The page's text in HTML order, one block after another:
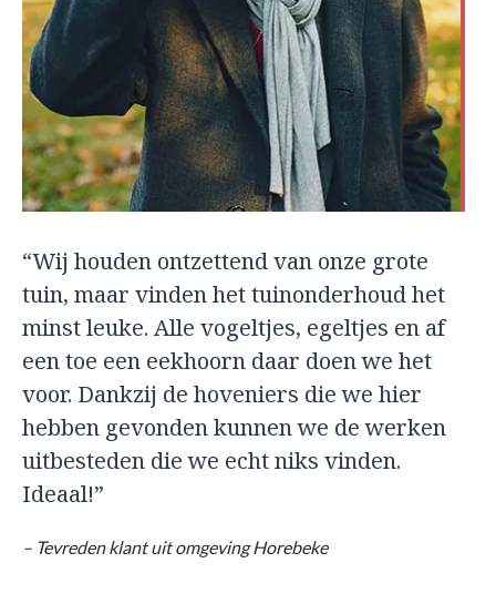
“Wij houden ontzettend van onze grote
tuin, maar vinden het tuinonderhoud het
minst leuke. Alle vogeltjes, egeltjes en af
een toe een eekhoorn daar doen we het
voor. Dankzij de hoveniers die we hier
hebben gevonden kunnen we de werken
uitbesteden die we echt niks vinden.
Ideaal!”
– Tevreden klant uit omgeving Horebeke